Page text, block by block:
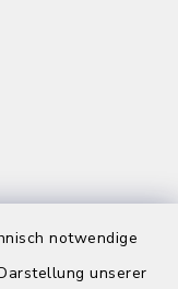
notwendige
unserer